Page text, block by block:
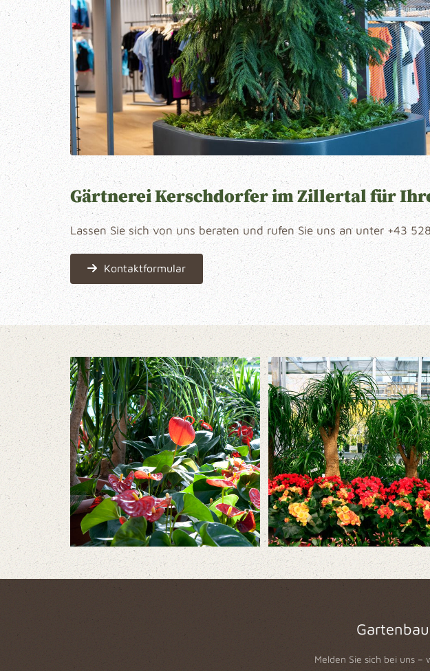
Gärtnerei Kerschdorfer im Zillertal für
Lassen Sie sich von uns beraten und rufen Sie uns an unter +43
Kontaktformular
Melden Sie sich bei uns